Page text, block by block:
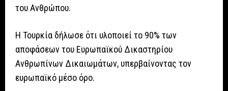
του Ανθρώπου.
Η Τουρκία δήλωσε ότι υλοποιεί το 90% των
αποφάσεων του Ευρωπαϊκού Δικαστηρίου
Ανθρωπίνων Δικαιωμάτων, υπερβαίνοντας τον
ευρωπαϊκό μέσο όρο.